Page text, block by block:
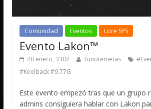
Comunidad Eventos Lore SPS
Evento Lakon™
20 enero, 3302 Tunotemetas
#Keelback #9.77G
Este evento empezó tras que un grupo
admins consiguiera hablar con Lakon